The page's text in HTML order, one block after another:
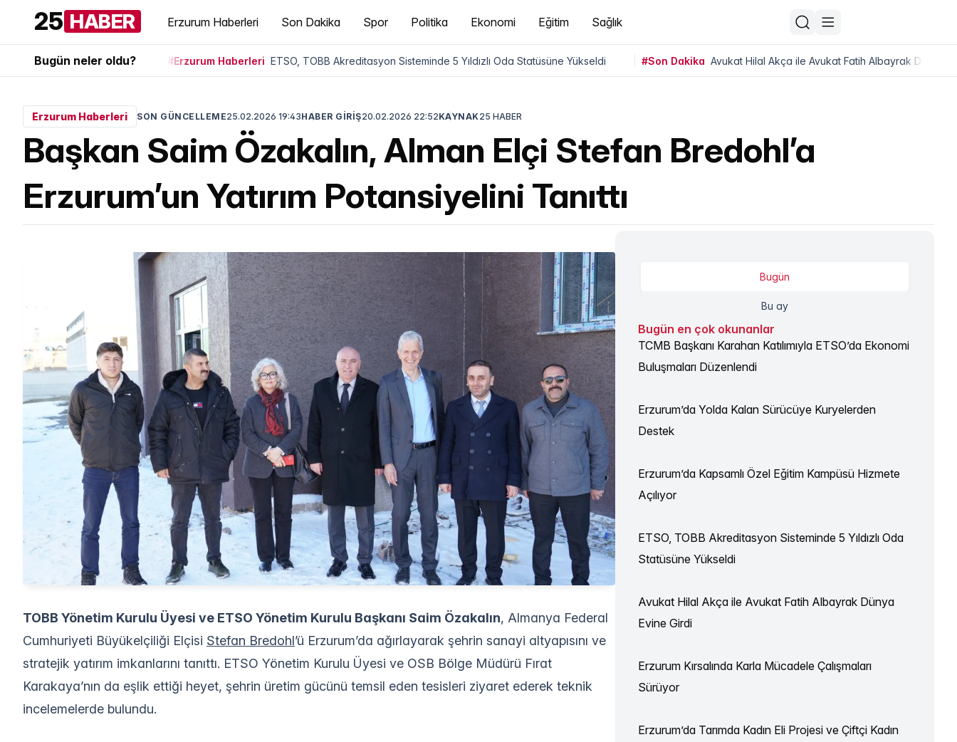
25 HABER Erzurum Haberleri Son Dakika Spor Politika Ekonomi Eğitim Sağlık
Bugün neler oldu? #Erzurum Haberleri ETSO, TOBB Akreditasyon Sisteminde 5 Yıldızlı Oda Statüsüne Yükseldi #Son Dakika Avukat Hilal Akça ile Avukat Fatih Albayrak Dünya
Erzurum Haberleri SON GÜNCELLEME25.02.2026 19:43HABER GİRİŞ20.02.2026 22:52KAYNAK25 HABER
Başkan Saim Özakalın, Alman Elçi Stefan Bredohl’a
Erzurum’un Yatırım Potansiyelini Tanıttı
TOBB Yönetim Kurulu Üyesi ve ETSO Yönetim Kurulu Başkanı Saim Özakalın, Almanya Federal
Cumhuriyeti Büyükelçiliği Elçisi Stefan Bredohl’ü Erzurum’da ağırlayarak şehrin sanayi altyapısını ve
stratejik yatırım imkanlarını tanıttı. ETSO Yönetim Kurulu Üyesi ve OSB Bölge Müdürü Fırat
Karakaya’nın da eşlik ettiği heyet, şehrin üretim gücünü temsil eden tesisleri ziyaret ederek teknik
incelemelerde bulundu.
Bugün
Bu ay
Bugün en çok okunanlar
TCMB Başkanı Karahan Katılımıyla ETSO’da Ekonomi
Buluşmaları Düzenlendi
Erzurum’da Yolda Kalan Sürücüye Kuryelerden
Destek
Erzurum’da Kapsamlı Özel Eğitim Kampüsü Hizmete
Açılıyor
ETSO, TOBB Akreditasyon Sisteminde 5 Yıldızlı Oda
Statüsüne Yükseldi
Avukat Hilal Akça ile Avukat Fatih Albayrak Dünya
Evine Girdi
Erzurum Kırsalında Karla Mücadele Çalışmaları
Sürüyor
Erzurum’da Tarımda Kadın Eli Projesi ve Çiftçi Kadın